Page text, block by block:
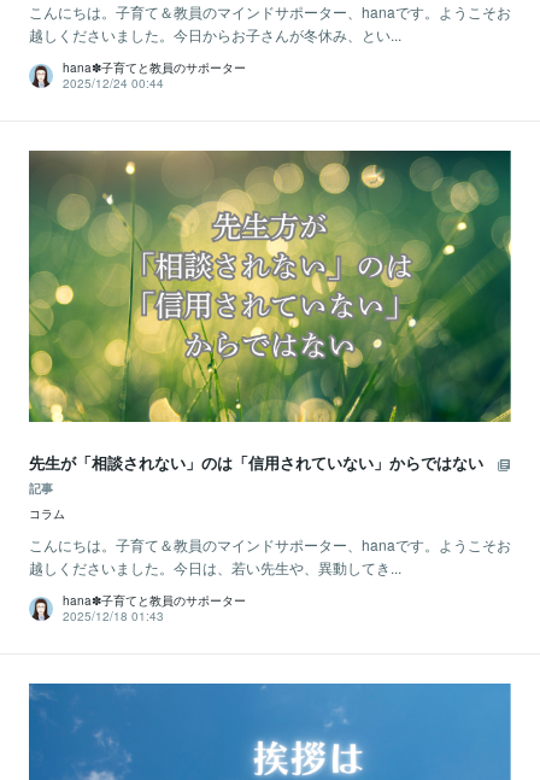
こんにちは。子育て＆教員のマインドサポーター、hanaです。ようこそお
越しくださいました。今日からお子さんが冬休み、とい...
hana✽子育てと教員のサポーター
2025/12/24 00:44
先生が「相談されない」のは「信用されていない」からではない
記事
コラム
こんにちは。子育て＆教員のマインドサポーター、hanaです。ようこそお
越しくださいました。今日は、若い先生や、異動してき...
hana✽子育てと教員のサポーター
2025/12/18 01:43